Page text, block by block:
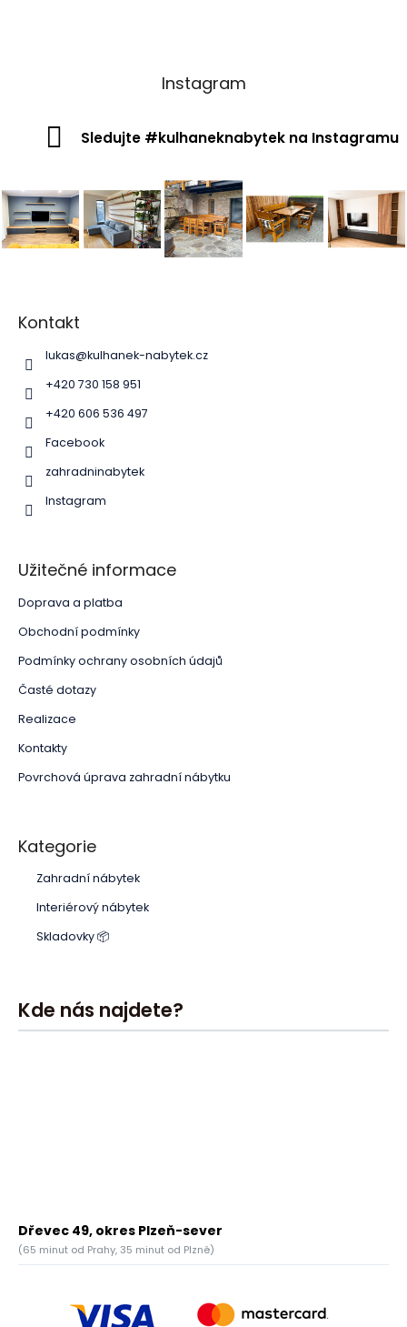
Instagram
Sledujte #kulhaneknabytek na Instagramu
Kontakt
lukas@kulhanek-nabytek.cz
+420 730 158 951
+420 606 536 497
Facebook
zahradninabytek
Instagram
Užitečné informace
Doprava a platba
Obchodní podmínky
Podmínky ochrany osobních údajů
Časté dotazy
Realizace
Kontakty
Povrchová úprava zahradní nábytku
Kategorie
Zahradní nábytek
Interiérový nábytek
Skladovky 📦
Kde nás najdete?
Dřevec 49, okres Plzeň-sever
(65 minut od Prahy, 35 minut od Plzně)